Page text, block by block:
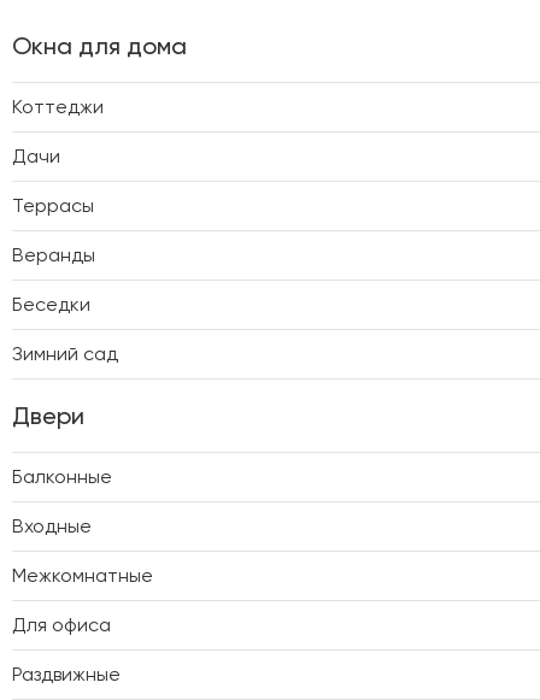
Окна для дома
Коттеджи
Дачи
Террасы
Веранды
Беседки
Зимний сад
Двери
Балконные
Входные
Межкомнатные
Для офиса
Раздвижные